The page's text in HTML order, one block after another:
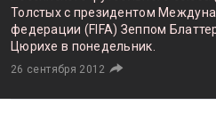
Толстых с президентом
федерации (FIFA) Зеппом
Цюрихе в понедельник.
26 сентября 2012